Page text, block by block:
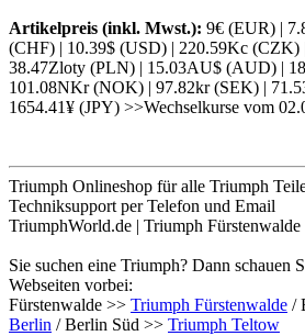
Artikelpreis (inkl. Mwst.): 9€ (EUR) |
(CHF) | 10.39$ (USD) | 220.59Kc
38.47Zloty (PLN) | 15.03AU$ (AUD) |
101.08NKr (NOK) | 97.82kr (SEK) |
1654.41¥ (JPY) >>Wechselkurse vom
Triumph Onlineshop für alle Triumph
Techniksupport per Telefon und Email
TriumphWorld.de | Triumph
Sie suchen eine Triumph? Dann schauen
Webseiten vorbei:
Fürstenwalde >> Triumph Fürstenwalde /
Berlin / Berlin Süd >> Triumph Teltow